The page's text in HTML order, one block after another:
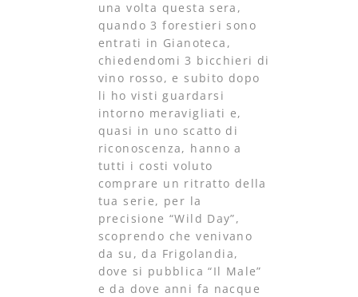
una volta questa sera,
quando 3 forestieri sono
entrati in Gianoteca,
chiedendomi 3 bicchieri di
vino rosso, e subito dopo
li ho visti guardarsi
intorno meravigliati e,
quasi in uno scatto di
riconoscenza, hanno a
tutti i costi voluto
comprare un ritratto della
tua serie, per la
precisione “Wild Day”,
scoprendo che venivano
da su, da Frigolandia,
dove si pubblica “Il Male”
e da dove anni fa nacque